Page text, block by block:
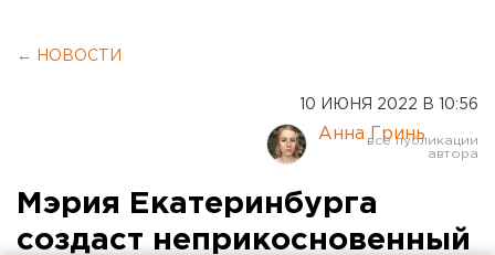
← НОВОСТИ
10 ИЮНЯ 2022 В 10:56
Анна Гринь
Мэрия Екатеринбурга
создаст неприкосновенный